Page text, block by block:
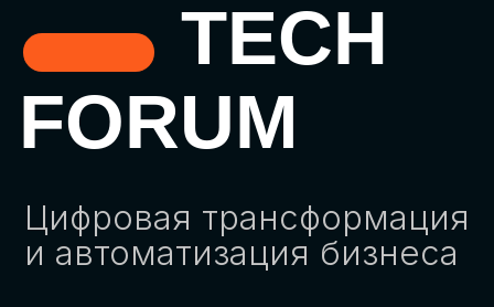
Цифровая трансформация
и автоматизация бизнеса
ЗАРЕГИСТРИРОВАТЬСЯ